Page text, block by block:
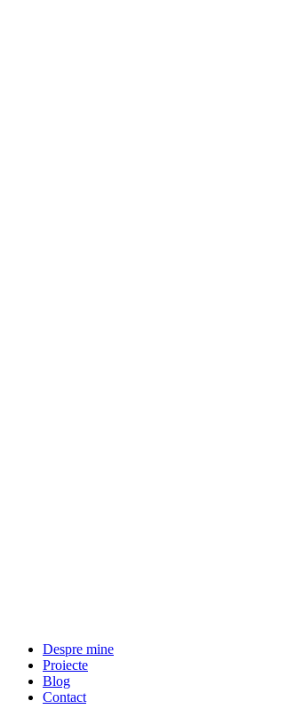
Despre mine
Proiecte
Blog
Contact